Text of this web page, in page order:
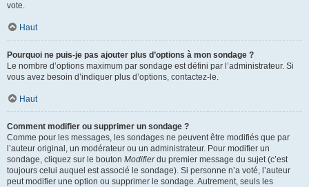
vote.
Haut
Pourquoi ne puis-je pas ajouter plus d’options à mon sondage ?
Le nombre d’options maximum par sondage est défini par l’administrateur. Si
vous avez besoin d’indiquer plus d’options, contactez-le.
Haut
Comment modifier ou supprimer un sondage ?
Comme pour les messages, les sondages ne peuvent être modifiés que par
l’auteur original, un modérateur ou un administrateur. Pour modifier un
sondage, cliquez sur le bouton Modifierdu premier message du sujet (c’est
toujours celui auquel est associé le sondage). Si personne n’a voté, l’auteur
peut modifier une option ou supprimer le sondage. Autrement, seuls les